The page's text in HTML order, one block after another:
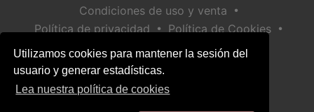
Utilizamos cookies para mantener la sesión del
usuario y generar estadísticas.
Lea nuestra política de cookies
Condiciones de uso y venta •
Política de privacidad • Política de Cookies •
Política de seguridad infantil
Ayuda / Contactar